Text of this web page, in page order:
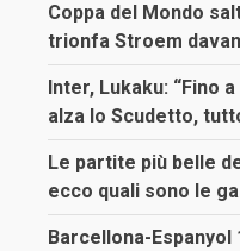
Coppa del Mondo
trionfa Stroem
Inter, Lukaku: “Fino
alza lo Scudetto,
Le partite più belle
ecco quali sono le
Barcellona-Espanyol